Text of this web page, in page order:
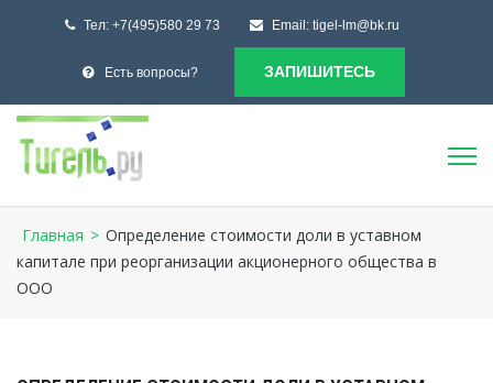
Тел: +7(495)580 29 73 Email: tigel-lm@bk.ru
Есть вопросы? ЗАПИШИТЕСЬ
Главная > Определение стоимости доли в уставном
капитале при реорганизации акционерного общества в
ООО